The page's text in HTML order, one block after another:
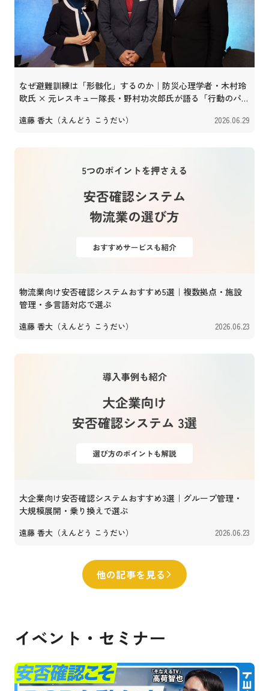
なぜ避難訓練は「形骸化」するのか｜防災心理学者・木村玲
欧氏 × 元レスキュー隊長・野村功次郎氏が語る「行動のパッ
遠藤 香大（えんどう こうだい） 2026.06.29
物流業向け安否確認システムおすすめ5選｜複数拠点・施設
管理・多言語対応で選ぶ
遠藤 香大（えんどう こうだい） 2026.06.23
大企業向け安否確認システムおすすめ3選｜グループ管理・
大規模展開・乗り換えで選ぶ
遠藤 香大（えんどう こうだい） 2026.06.23
他の記事を見る
イベント・セミナー